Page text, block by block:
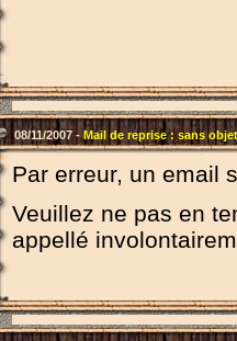
08/11/2007 -Mail de reprise : sans objet
Par erreur, un email
Veuillez ne pas en
appellé